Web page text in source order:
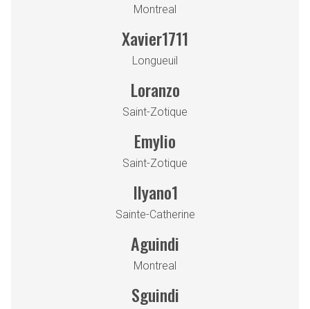
Montreal
Xavier1711
Longueuil
Loranzo
Saint-Zotique
Emylio
Saint-Zotique
Ilyano1
Sainte-Catherine
Aguindi
Montreal
Sguindi